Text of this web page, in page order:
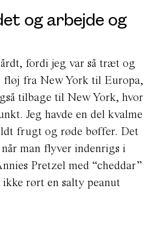
og arbejde og
fordi jeg var så træt og
fløj fra New York til Europa,
tilbage til New York, hvor
Jeg havde en del kvalme
frugt og røde bøffer. Det
man flyver indenrigs i
Pretzel med “cheddar”
rørt en salty peanut